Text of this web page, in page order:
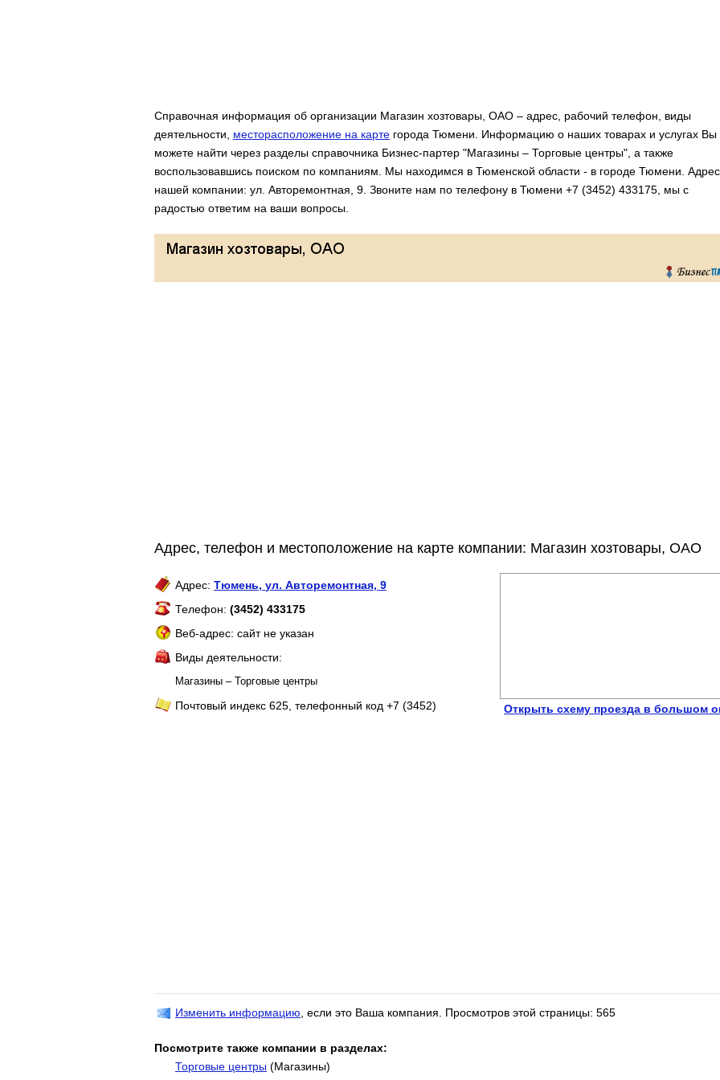
Справочная информация об организации Магазин хозтовары, ОАО – адрес, рабочий телефон, виды
деятельности, месторасположение на карте города Тюмени. Информацию о наших товарах и услугах Вы
можете найти через разделы справочника Бизнес-партер "Магазины – Торговые центры", а также
воспользовавшись поиском по компаниям. Мы находимся в Тюменской области - в городе Тюмени. Адрес
нашей компании: ул. Авторемонтная, 9. Звоните нам по телефону в Тюмени +7 (3452) 433175, мы с
радостью ответим на ваши вопросы.
Адрес, телефон и местоположение на карте компании: Магазин хозтовары, ОАО
Адрес: Тюмень, ул. Авторемонтная, 9
Телефон: (3452) 433175
Веб-адрес: сайт не указан
Виды деятельности:
Магазины – Торговые центры
Почтовый индекс 625, телефонный код +7 (3452) Открыть схему проезда в большом
Изменить информацию , если это Ваша компания. Просмотров этой страницы: 565
Посмотрите также компании в разделах:
Торговые центры (Магазины)